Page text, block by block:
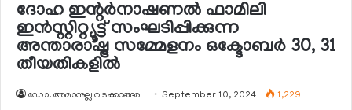
ദോഹ ഇന്റര്‍നാഷണല്‍ ഫാമിലി
ഇന്‍സ്റ്റിറ്റ്യൂട്ട് സംഘടിപ്പിക്കുന്ന
അന്താരാഷ്ട്ര സമ്മേളനം ഒക്ടോബര്‍ 30, 31
തീയതികളില്‍
ഡോ. അമാനുല്ല വടക്കാങ്ങര September 10, 2024 1,229